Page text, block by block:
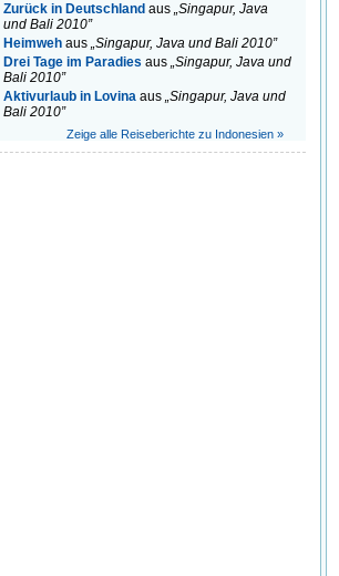
Zurück in Deutschland aus „Singapur, Java
und Bali 2010”
Heimweh aus „Singapur, Java und Bali 2010”
Drei Tage im Paradies aus „Singapur, Java und
Bali 2010”
Aktivurlaub in Lovina aus „Singapur, Java und
Bali 2010”
Zeige alle Reiseberichte zu Indonesien »